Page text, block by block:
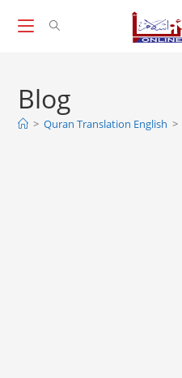
Blog
> Quran Translation English >